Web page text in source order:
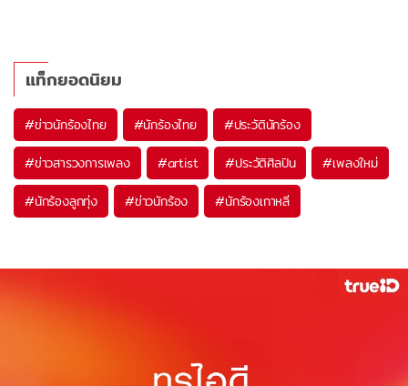
แท็กยอดนิยม
#ข่าวนักร้องไทย #นักร้องไทย #ประวัตินักร้อง
#ข่าวสารวงการเพลง #artist #ประวัติศิลปิน #เพลงใหม่
#นักร้องลูกทุ่ง #ข่าวนักร้อง #นักร้องเกาหลี